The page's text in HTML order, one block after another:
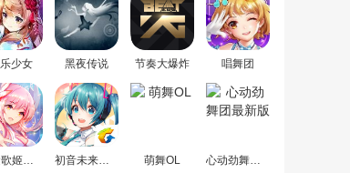
少女 黑夜传说 节奏大爆炸 唱舞团
命运歌姬安卓版 初音未来梦幻歌姬 萌舞OL 心动劲舞团最新版